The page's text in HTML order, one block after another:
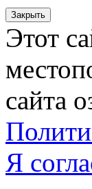
Закрыть
Этот
сайта
Я